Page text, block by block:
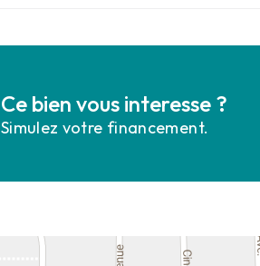
Ce bien vous interesse ?
Simulez votre financement.